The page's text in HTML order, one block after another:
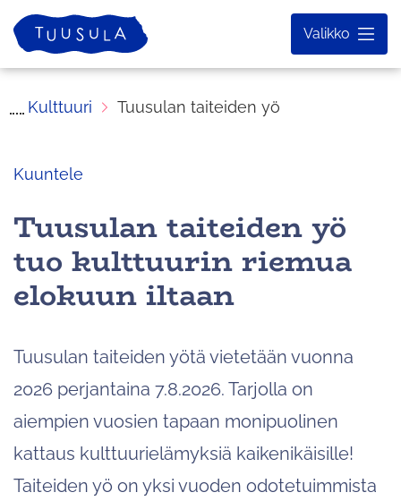
Siirry
sisältöön
Etusivu
Valikko
Kulttuuri Tuusulan taiteiden yö
Kuuntele
Tuusulan taiteiden yö
tuo kulttuurin riemua
elokuun iltaan
Tuusulan taiteiden yötä vietetään vuonna
2026 perjantaina 7.8.2026. Tarjolla on
aiempien vuosien tapaan monipuolinen
kattaus kulttuurielämyksiä kaikenikäisille!
Taiteiden yö on yksi vuoden odotetuimmista